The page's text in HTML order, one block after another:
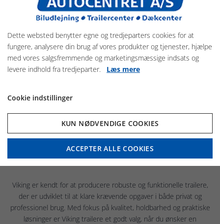
Se programmet her
Viking er kendt for at producere robuste og funktionelle trailere,
der er udviklet til at klare krævende opgaver i både privat og
professionel brug. Med fokus på kvalitet, holdbarhed og praktiske
løsninger er Viking trailere et godt valg, når du ønsker en
Dette websted benytter egne og tredjeparters cookies for at
fungere, analysere din brug af vores produkter og tjenester, hjælpe
med vores salgsfremmende og marketingsmæssige indsats og
levere indhold fra tredjeparter. Læs mere
Cookie indstillinger
KUN NØDVENDIGE COOKIES
ACCEPTER ALLE COOKIES